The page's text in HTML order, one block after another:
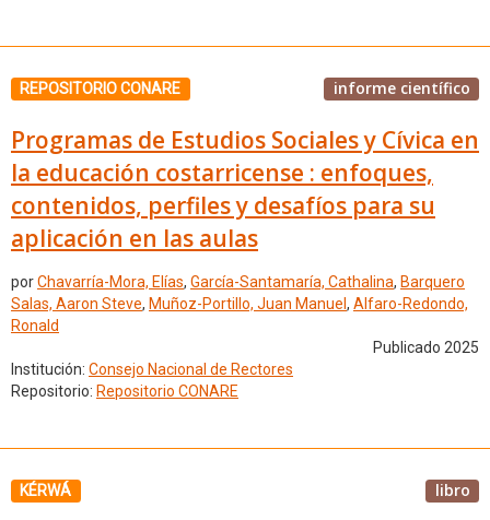
REPOSITORIO CONARE informe científico
Programas de Estudios Sociales y Cívica en
la educación costarricense : enfoques,
contenidos, perfiles y desafíos para su
aplicación en las aulas
porChavarría-Mora, Elías, García-Santamaría, Cathalina, Barquero
Salas, Aaron Steve, Muñoz-Portillo, Juan Manuel , Alfaro-Redondo,
Ronald
Publicado 2025
Institución: Consejo Nacional de Rectores
Repositorio: Repositorio CONARE
KÉRWÁ libro